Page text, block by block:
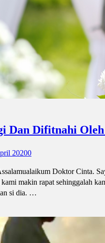
Dan Difitnahi
20200
Doktor Cinta.
makin rapat sehinggalah
si dia. …